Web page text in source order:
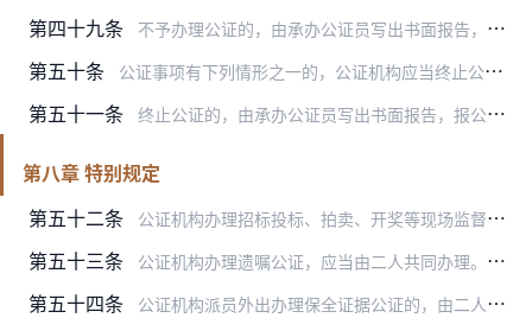
第四十九条 不予办理公证的，由承办公证员写出书面报告，报公证机构负责人审批。不予办理公证的决定应当书面通知当事人或其代理人。
第五十条 公证事项有下列情形之一的，公证机构应当终止公证：
第五十一条 终止公证的，由承办公证员写出书面报告，报公证机构负责人审批。终止公证的决定应当书面通知当事人或其代理人。
第八章 特别规定
第五十二条
公证机构办理招标投标、拍卖、开奖等现场监督类公证，应当由二人共同办理。承办公证员应当依照有关规定，通过事前审查、现场监督，对其真实性、合法性予以证明，现场宣读公…
第五十三条 公证机构办理遗嘱公证，应当由二人共同办理。承办公证员应当全程亲自办理，并对遗嘱人订立遗嘱的过程录音录像。
第五十四条 公证机构派员外出办理保全证据公证的，由二人共同办理，承办公证员应当亲自外出办理。